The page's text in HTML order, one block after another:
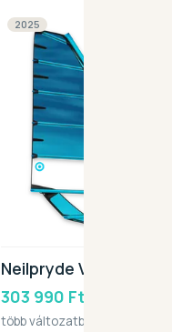
2025
Neilpryde V8 2025
303 990 Ft-tól
több változatban